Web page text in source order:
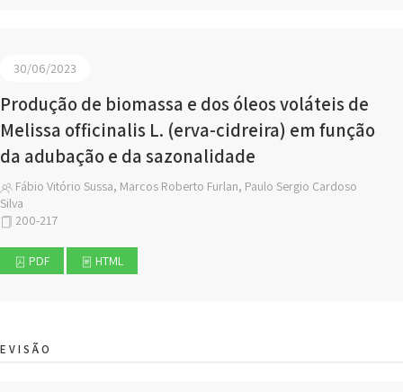
30/06/2023
Produção de biomassa e dos óleos voláteis de
Melissa officinalis L. (erva-cidreira) em função
da adubação e da sazonalidade
Fábio Vitório Sussa, Marcos Roberto Furlan, Paulo Sergio Cardoso
Silva
200-217
PDF HTML